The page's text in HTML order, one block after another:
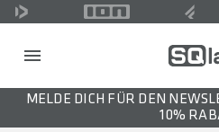
MELDE DICH FÜR DEN
10%